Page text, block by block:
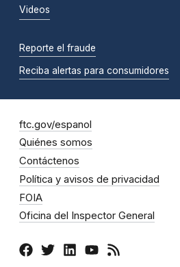
Videos
Reporte el fraude
Reciba alertas para consumidores
ftc.gov/espanol
Quiénes somos
Contáctenos
Política y avisos de privacidad
FOIA
Oficina del Inspector General